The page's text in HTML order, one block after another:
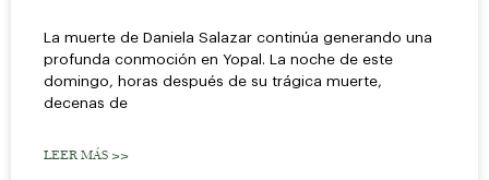
La muerte de Daniela Salazar continúa generando una
profunda conmoción en Yopal. La noche de este
domingo, horas después de su trágica muerte,
decenas de
LEER MÁS >>